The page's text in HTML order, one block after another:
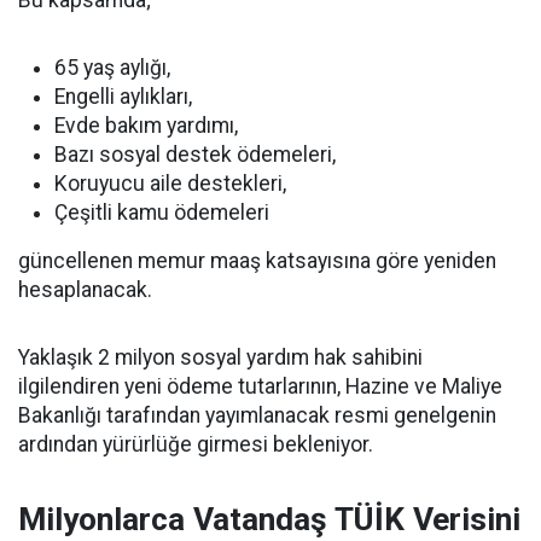
65 yaş aylığı,
Engelli aylıkları,
Evde bakım yardımı,
Bazı sosyal destek ödemeleri,
Koruyucu aile destekleri,
Çeşitli kamu ödemeleri
güncellenen memur maaş katsayısına göre yeniden
hesaplanacak.
Yaklaşık 2 milyon sosyal yardım hak sahibini
ilgilendiren yeni ödeme tutarlarının, Hazine ve Maliye
Bakanlığı tarafından yayımlanacak resmi genelgenin
ardından yürürlüğe girmesi bekleniyor.
Milyonlarca Vatandaş TÜİK Verisini